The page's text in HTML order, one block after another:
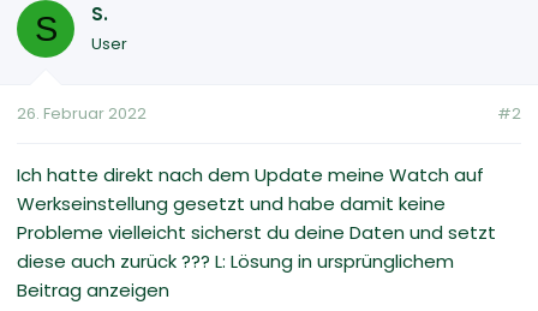
S S.
User
26. Februar 2022 #2
Ich hatte direkt nach dem Update meine Watch auf
Werkseinstellung gesetzt und habe damit keine
Probleme vielleicht sicherst du deine Daten und setzt
diese auch zurück ??? L: Lösung in ursprünglichem
Beitrag anzeigen